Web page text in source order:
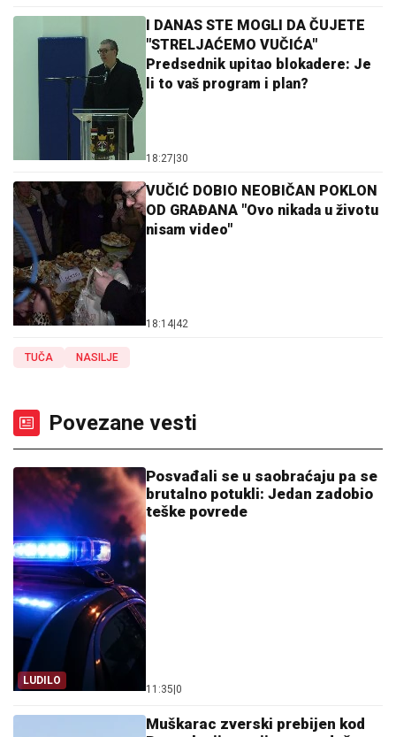
I DANAS STE MOGLI DA ČUJETE
"STRELJAĆEMO VUČIĆA"
Predsednik upitao blokadere: Je
li to vaš program i plan?
18:27 30
VUČIĆ DOBIO NEOBIČAN POKLON
OD GRAĐANA "Ovo nikada u životu
nisam video"
18:14 42
TUČA NASILJE
Povezane vesti
LUDILO
Posvađali se u saobraćaju pa se
brutalno potukli: Jedan zadobio
teške povrede
11:35 0
Muškarac zverski prebijen kod